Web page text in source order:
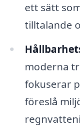
ett sätt
tilltalande
moderna
fokuserar
föreslå